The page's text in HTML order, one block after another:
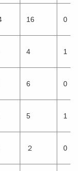
16 0
4 1
6 0
5 1
２ 0